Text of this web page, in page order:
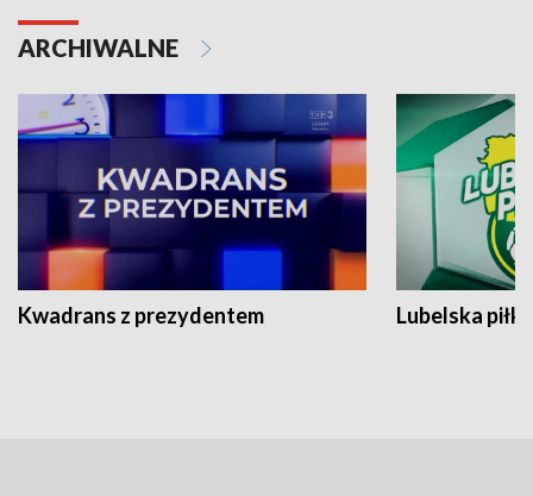
ARCHIWALNE
Kwadrans z prezydentem Lubelska piłka